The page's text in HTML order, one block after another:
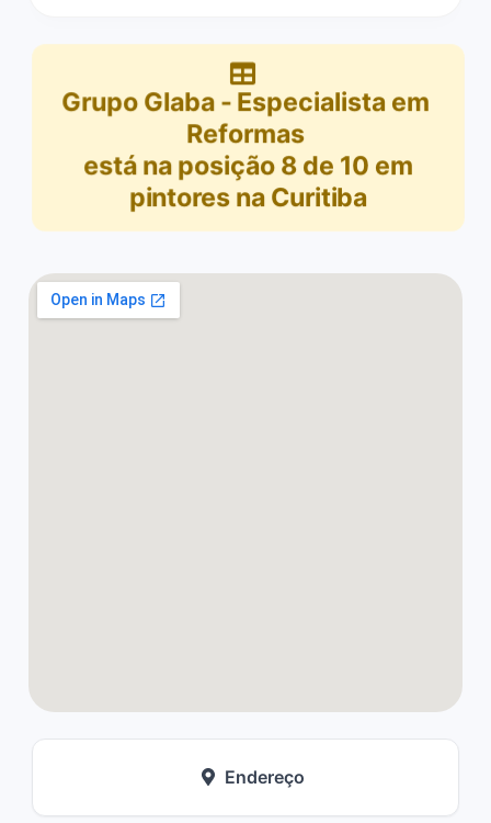
Grupo Glaba - Especialista em
Reformas
está na posição 8 de 10 em
pintores na Curitiba
Endereço